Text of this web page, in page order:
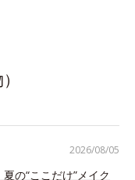
の“ここだけ”メイク
2026/08/05